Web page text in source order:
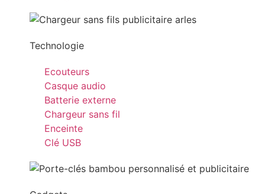
Technologie
Ecouteurs
Casque audio
Batterie externe
Chargeur sans fil
Enceinte
Clé USB